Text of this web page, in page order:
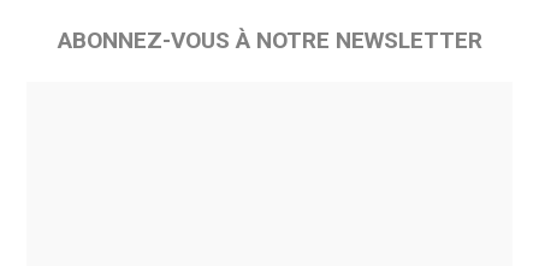
ABONNEZ-VOUS À NOTRE NEWSLETTER